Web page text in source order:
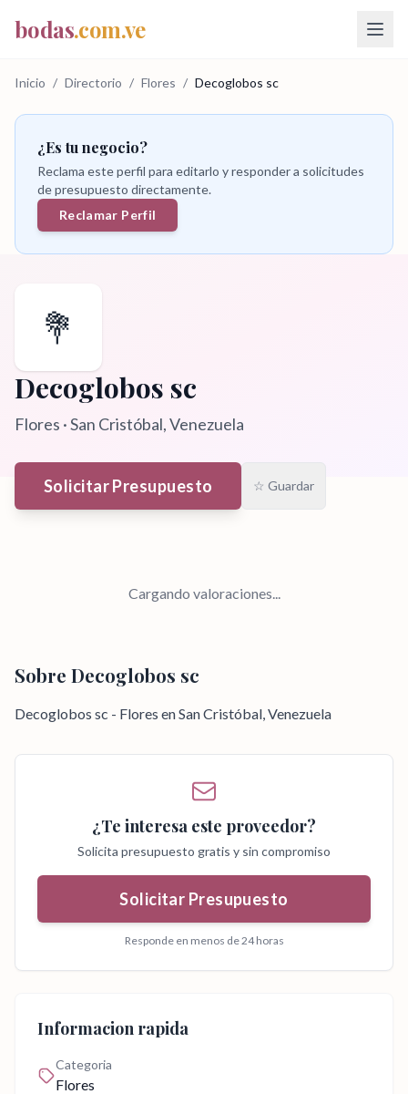
bodas.com.ve
Inicio / Directorio / Flores / Decoglobos sc
¿Es tu negocio?
Reclama este perfil para editarlo y responder a solicitudes
de presupuesto directamente.
Reclamar Perfil
💐
Decoglobos sc
Flores ·San Cristóbal, Venezuela
Solicitar Presupuesto ☆ Guardar
Cargando valoraciones...
Sobre Decoglobos sc
Decoglobos sc - Flores en San Cristóbal, Venezuela
¿Te interesa este proveedor?
Solicita presupuesto gratis y sin compromiso
Solicitar Presupuesto
Responde en menos de 24 horas
Informacion rapida
Categoria
Flores